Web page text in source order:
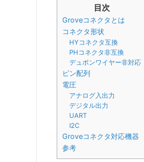
目次
Groveコネクタとは
コネクタ形状
HYコネクタ互換
PHコネクタ非互換
デュポンワイヤー非対応
ピン配列
電圧
アナログ入出力
デジタル出力
UART
I2C
Groveコネクタ対応機器
参考